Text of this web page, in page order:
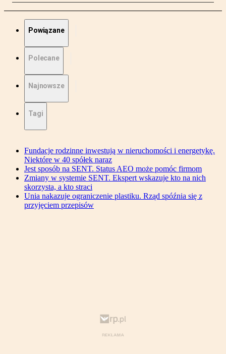
Powiązane
Polecane
Najnowsze
Tagi
Fundacje rodzinne inwestują w nieruchomości i energetykę.
Niektóre w 40 spółek naraz
Jest sposób na SENT. Status AEO może pomóc firmom
Zmiany w systemie SENT. Ekspert wskazuje kto na nich
skorzysta, a kto straci
Unia nakazuje ograniczenie plastiku. Rząd spóźnia się z
przyjęciem przepisów